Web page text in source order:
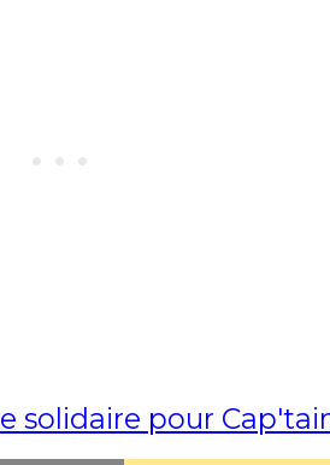
solidaire pour